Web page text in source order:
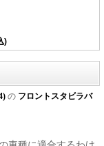
)
の フロントスタビラバ